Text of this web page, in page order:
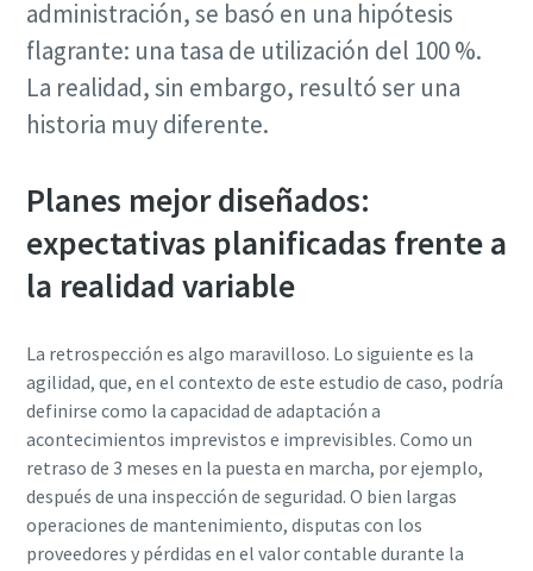
administración, se basó en una hipótesis
flagrante: una tasa de utilización del 100 %.
La realidad, sin embargo, resultó ser una
historia muy diferente.
Planes mejor diseñados:
expectativas planificadas frente a
la realidad variable
La retrospección es algo maravilloso. Lo siguiente es la
agilidad, que, en el contexto de este estudio de caso, podría
definirse como la capacidad de adaptación a
acontecimientos imprevistos e imprevisibles. Como un
retraso de 3 meses en la puesta en marcha, por ejemplo,
después de una inspección de seguridad. O bien largas
operaciones de mantenimiento, disputas con los
proveedores y pérdidas en el valor contable durante la